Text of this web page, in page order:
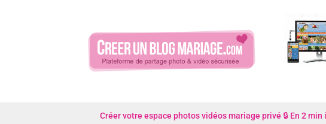
Créer votre espace photos vidéos mariage privé 🔒 En 2 min